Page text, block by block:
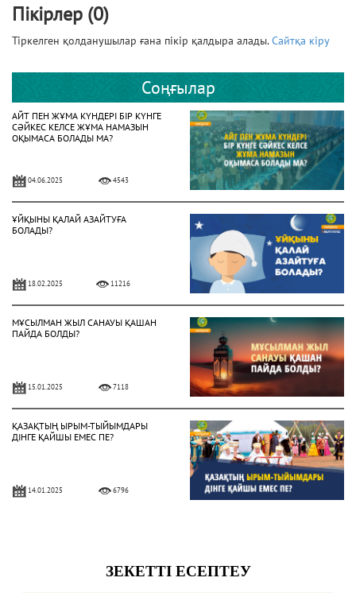
Пікірлер (0)
Тіркелген қолданушылар ғана пікір қалдыра алады.Сайтқа кіру
Соңғылар
АЙТ ПЕН ЖҰМА КҮНДЕРІ БІР КҮНГЕ
СӘЙКЕС КЕЛСЕ ЖҰМА НАМАЗЫН
ОҚЫМАСА БОЛАДЫ МА?
04.06.2025 4543
ҰЙҚЫНЫ ҚАЛАЙ АЗАЙТУҒА
БОЛАДЫ?
18.02.2025 11216
МҰСЫЛМАН ЖЫЛ САНАУЫ ҚАШАН
ПАЙДА БОЛДЫ?
15.01.2025 7118
ҚАЗАҚТЫҢ ЫРЫМ-ТЫЙЫМДАРЫ
ДІНГЕ ҚАЙШЫ ЕМЕС ПЕ?
14.01.2025 6796